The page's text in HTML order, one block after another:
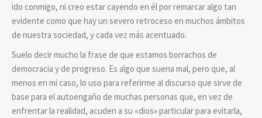
ido conmigo, ni creo estar cayendo en él por remarcar algo tan
evidente como que hay un severo retroceso en muchos ámbitos
de nuestra sociedad, y cada vez más acentuado.
Suelo decir mucho la frase de que estamos borrachos de
democracia y de progreso. Es algo que suena mal, pero que, al
menos en mi caso, lo uso para referirme al discurso que sirve de
base para el autoengaño de muchas personas que, en vez de
enfrentar la realidad, acuden a su «dios» particular para evitarla,